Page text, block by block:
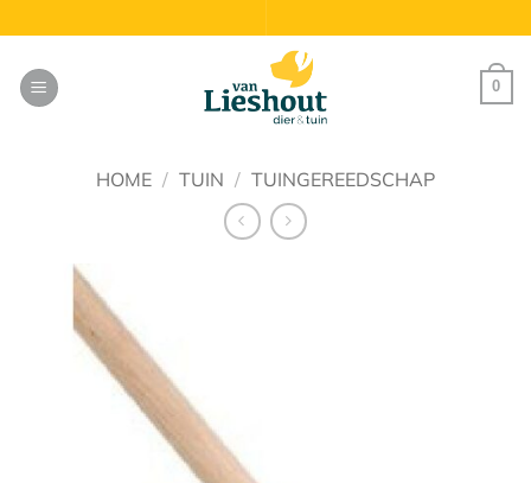
naar
inhoud
0
HOME / TUIN / TUINGEREEDSCHAP